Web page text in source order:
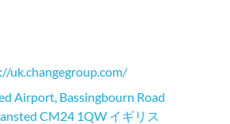
uk.changegroup.com/
Airport, Bassingbourn Road
CM24 1QW イギリス